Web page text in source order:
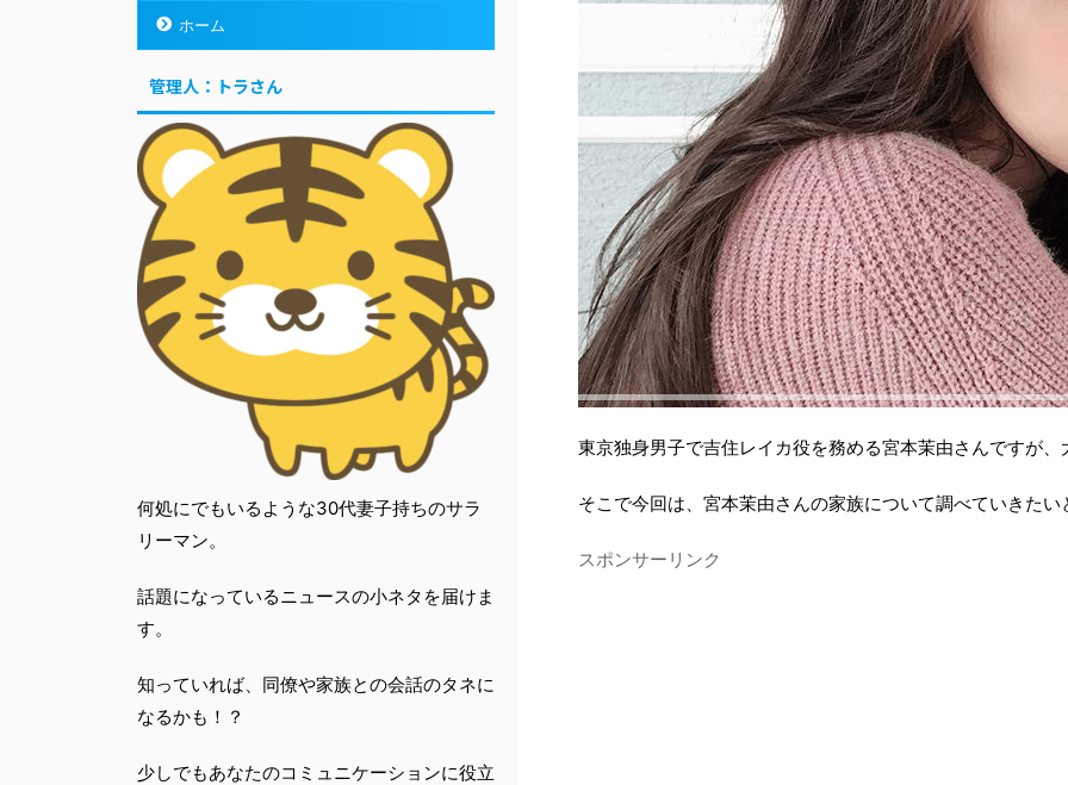
東京独身男子で吉住レイカ役を務める宮本茉由さんですが
そこで今回は、宮本茉由さんの家族について調べていきたい
スポンサーリンク
ホーム
管理人：トラさん
何処にでもいるような30代妻子持ちのサラ
リーマン。
話題になっているニュースの小ネタを届けま
す。
知っていれば、同僚や家族との会話のタネに
なるかも！？
少しでもあなたのコミュニケーションに役立